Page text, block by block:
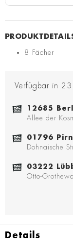
8 Fächer
Verfügbar in 23
12685
Allee der
01796
Dohnaische
03222
Otto-
Details